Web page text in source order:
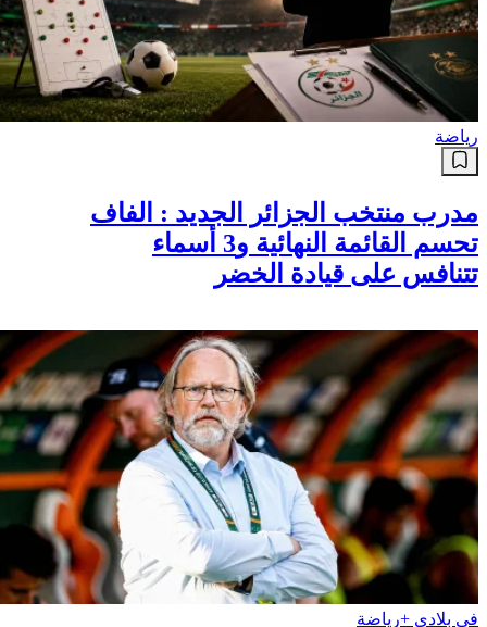
رياضة
مدرب منتخب الجزائر الجديد : الفاف
تحسم القائمة النهائية و3 أسماء
تتنافس على قيادة الخضر
في بلادي +رياضة